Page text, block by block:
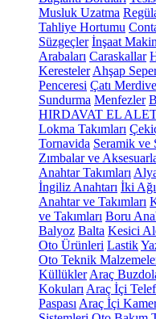
Musluk Uzatma
Tahliye Hortumu
Süzgeçler İnşaat
Arabaları Caraskallar
Keresteler Ahşap
Penceresi Çatı
Sundurma Menfezler
HIRDAVAT EL
Lokma Takımları
Tornavida Seramik ve
Zımbalar ve
Anahtar Takımları
İngiliz Anahtarı İki
Anahtar ve Takımları
ve Takımları Boru
Balyoz Balta Kesici
Oto Ürünleri Lastik
Oto Teknik
Küllükler Araç
Kokuları Araç İçi
Paspası Araç İçi